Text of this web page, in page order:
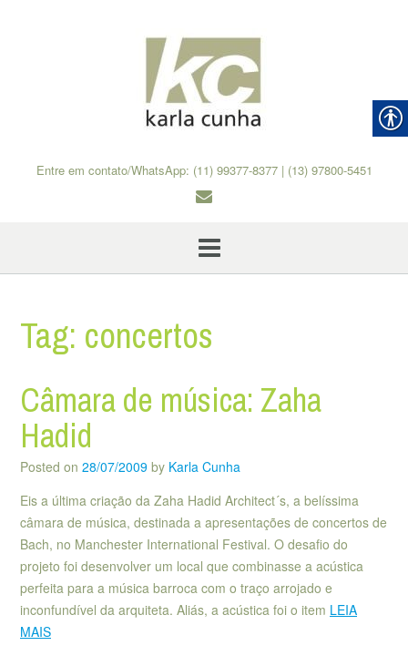
Entre em contato/WhatsApp: (11) 99377-8377 | (13) 97800-5451
Tag: concertos
Câmara de música: Zaha
Hadid
Posted on 28/07/2009 by Karla Cunha
Eis a última criação da Zaha Hadid Architect´s, a belíssima
câmara de música, destinada a apresentações de concertos de
Bach, no Manchester International Festival. O desafio do
projeto foi desenvolver um local que combinasse a acústica
perfeita para a música barroca com o traço arrojado e
inconfundível da arquiteta. Aliás, a acústica foi o item LEIA
MAIS